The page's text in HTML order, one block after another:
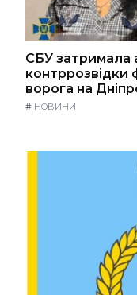
СБУ затримала
контррозвідки
ворога на
# НОВИНИ